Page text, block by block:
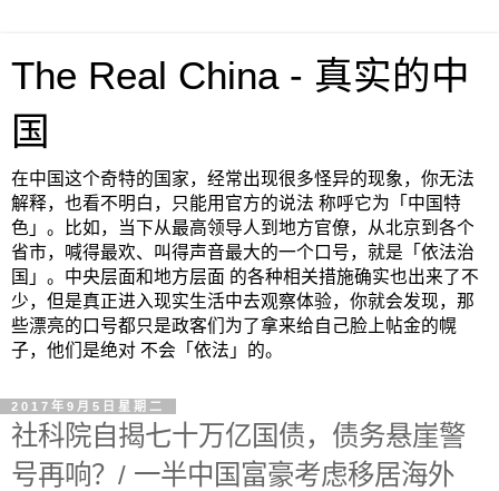
The Real China - 真实的中
国
在中国这个奇特的国家，经常出现很多怪异的现象，你无法
解释，也看不明白，只能用官方的说法 称呼它为「中国特
色」。比如，当下从最高领导人到地方官僚，从北京到各个
省市，喊得最欢、叫得声音最大的一个口号，就是「依法治
国」。中央层面和地方层面 的各种相关措施确实也出来了不
少，但是真正进入现实生活中去观察体验，你就会发现，那
些漂亮的口号都只是政客们为了拿来给自己脸上帖金的幌
子，他们是绝对 不会「依法」的。
2017年9月5日星期二
社科院自揭七十万亿国债，债务悬崖警
号再响？/ 一半中国富豪考虑移居海外